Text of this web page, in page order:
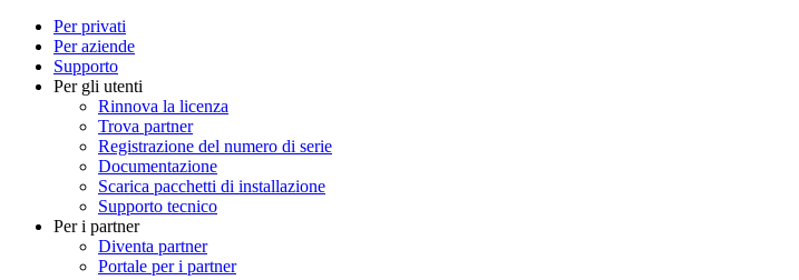
Per privati
Per aziende
Supporto
Per gli utenti
Rinnova la licenza
Trova partner
Registrazione del numero di serie
Documentazione
Scarica pacchetti di installazione
Supporto tecnico
Per i partner
Diventa partner
Portale per i partner